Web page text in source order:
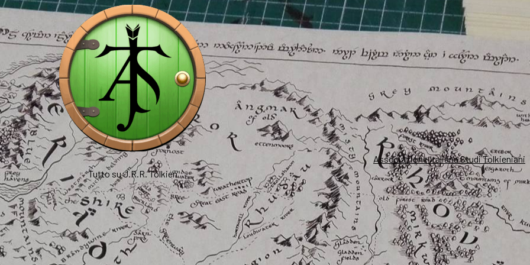
Associazione Italiana Studi Tolkieniani
Tutto su J.R.R. Tolkien